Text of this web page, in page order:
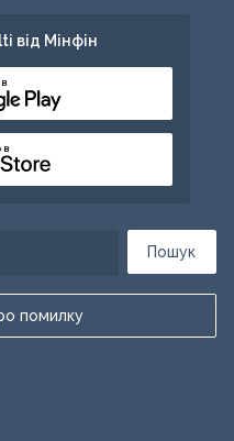
Пошук
помилку
від Мінфін
в